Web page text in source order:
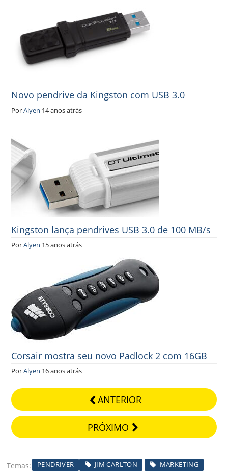
Novo pendrive da Kingston com USB 3.0
PorAlyen 14 anos atrás
Kingston lança pendrives USB 3.0 de 100 MB/s
PorAlyen 15 anos atrás
Corsair mostra seu novo Padlock 2 com 16GB
PorAlyen 16 anos atrás
ANTERIOR
PRÓXIMO
Temas PENDRIVER JIM CARLTON
MARKETING